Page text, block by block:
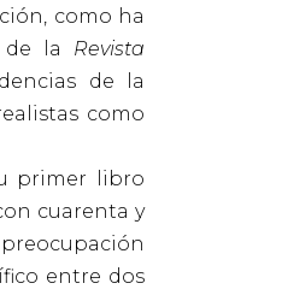
como ha
de la Revista
de la
como
primer libro
cuarenta y
entre dos